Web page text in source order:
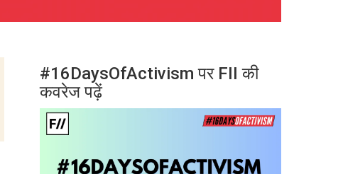
#16DaysOfActivism पर FII की
कवरेज पढ़ें